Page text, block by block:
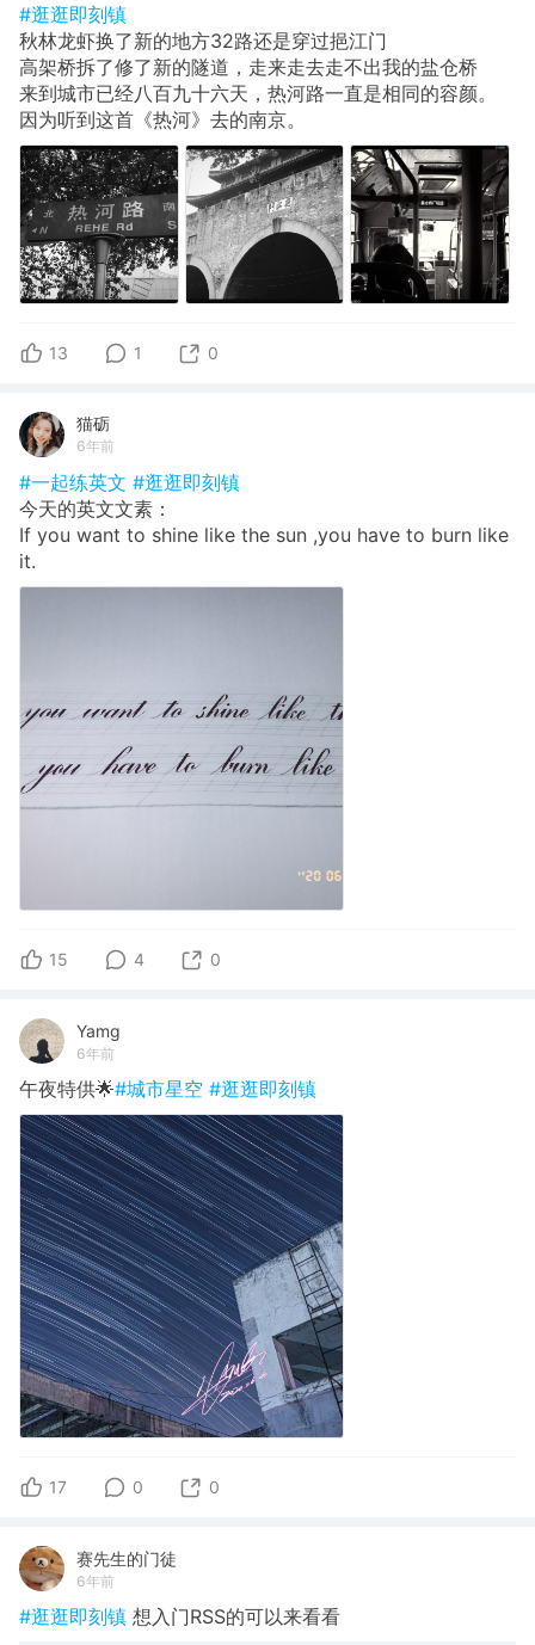
#逛逛即刻镇
秋林龙虾换了新的地方32路还是穿过挹江门
高架桥拆了修了新的隧道，走来走去走不出我的盐仓桥
来到城市已经八百九十六天，热河路一直是相同的容颜。
因为听到这首《热河》去的南京。
13 1 0
猫砺
6年前
#一起练英文 #逛逛即刻镇
今天的英文文素：
If you want to shine like the sun ,you have to burn like
it.
15 4 0
Yamg
6年前
午夜特供🌟#城市星空 #逛逛即刻镇
17 0 0
赛先生的门徒
6年前
#逛逛即刻镇 想入门RSS的可以来看看